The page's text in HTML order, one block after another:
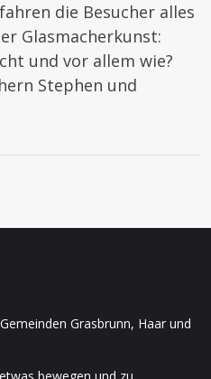
die Besucher alles
Glasmacherkunst:
und vor allem wie?
Stephen und
Grasbrunn, Haar und
bewegen und zu